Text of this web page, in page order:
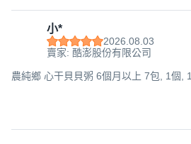
小*
2026.08.03
賣家: 酷澎股份有限公司
農純鄉 心干貝貝粥 6個月以上 7包, 1個,